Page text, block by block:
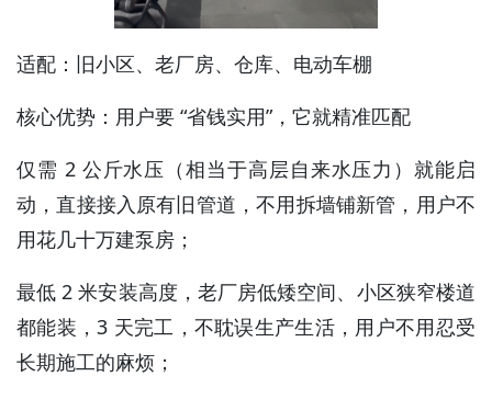
适配：旧小区、老厂房、仓库、电动车棚
核心优势：用户要 “省钱实用”，它就精准匹配
仅需 2 公斤水压（相当于高层自来水压力）就能启
动，直接接入原有旧管道，不用拆墙铺新管，用户不
用花几十万建泵房；
最低 2 米安装高度，老厂房低矮空间、小区狭窄楼道
都能装，3 天完工，不耽误生产生活，用户不用忍受
长期施工的麻烦；